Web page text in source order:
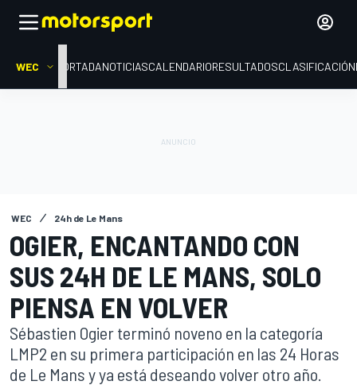
WEC PORTADANOTICIASCALENDARIORESULTADOSCLASIFICACIÓN
WEC 24h de Le Mans
OGIER, ENCANTANDO CON
SUS 24H DE LE MANS, SOLO
PIENSA EN VOLVER
Sébastien Ogier terminó noveno en la categoría
LMP2 en su primera participación en las 24 Horas
de Le Mans y ya está deseando volver otro año.